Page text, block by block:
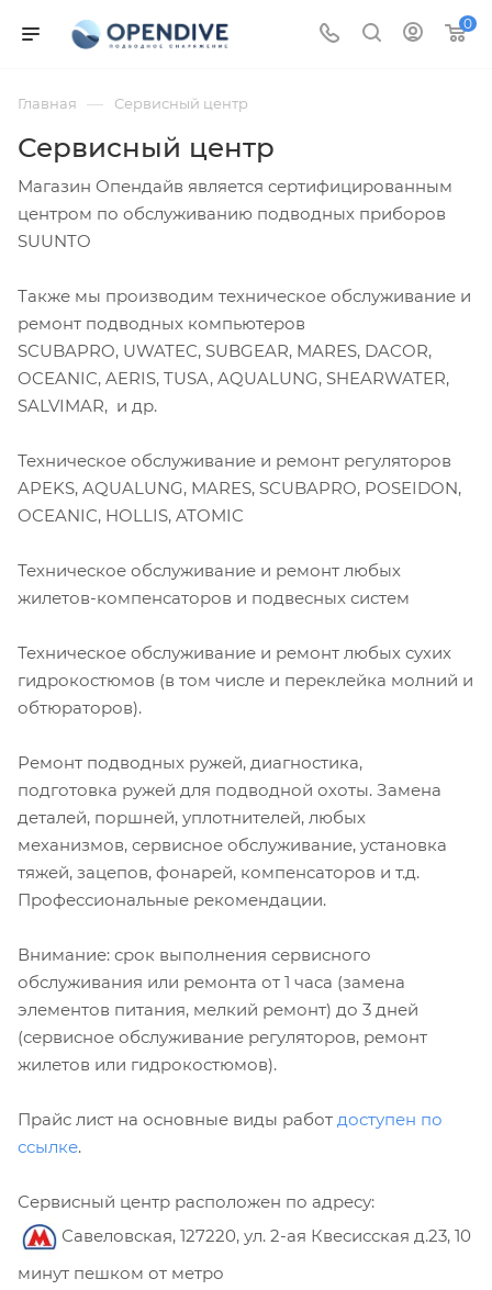
0
Главная — Сервисный центр
Сервисный центр
Магазин Опендайв является сертифицированным
центром по обслуживанию подводных приборов
SUUNTO
Также мы производим техническое обслуживание и
ремонт подводных компьютеров
SCUBAPRO, UWATEC, SUBGEAR, MARES, DACOR,
OCEANIC, AERIS, TUSA, AQUALUNG, SHEARWATER,
SALVIMAR, и др.
Техническое обслуживание и ремонт регуляторов
APEKS, AQUALUNG, MARES, SCUBAPRO, POSEIDON,
OCEANIC, HOLLIS, ATOMIC
Техническое обслуживание и ремонт любых
жилетов-компенсаторов и подвесных систем
Техническое обслуживание и ремонт любых сухих
гидрокостюмов (в том числе и переклейка молний и
обтюраторов).
Ремонт подводных ружей, диагностика,
подготовка ружей для подводной охоты. Замена
деталей, поршней, уплотнителей, любых
механизмов, сервисное обслуживание, установка
тяжей, зацепов, фонарей, компенсаторов и т.д.
Профессиональные рекомендации.
Внимание: срок выполнения сервисного
обслуживания или ремонта от 1 часа (замена
элементов питания, мелкий ремонт) до 3 дней
(сервисное обслуживание регуляторов, ремонт
жилетов или гидрокостюмов).
Прайс лист на основные виды работ доступен по
ссылке.
Сервисный центр расположен по адресу:
Савеловская, 127220, ул. 2-ая Квесисская д.23, 10
минут пешком от метро